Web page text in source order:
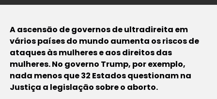
A ascensão de governos de ultradireita em
vários países do mundo aumenta os riscos de
ataques às mulheres e aos direitos das
mulheres. No governo Trump, por exemplo,
nada menos que 32 Estados questionam na
Justiça a legislação sobre o aborto.